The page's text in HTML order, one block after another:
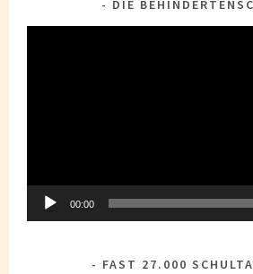
DIE
00:00
FAST 27.000